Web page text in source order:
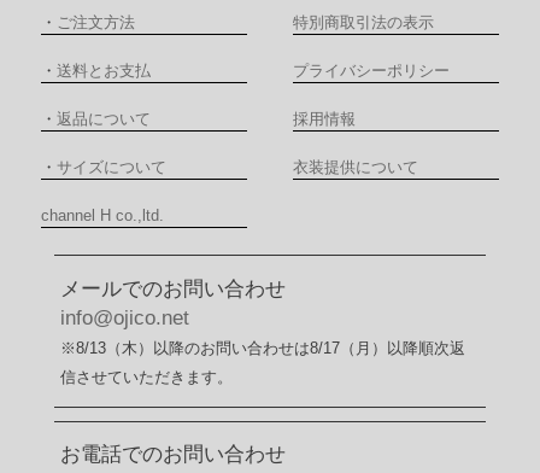
・ ご注文方法 特別商取引法の表示
・ 送料とお支払 プライバシーポリシー
・ 返品について 採用情報
・ サイズについて 衣装提供について
channel H co.,ltd.
メールでのお問い合わせ
info@ojico.net
※8/13（木）以降のお問い合わせは8/17（月）以降順次返
信させていただきます。
お電話でのお問い合わせ